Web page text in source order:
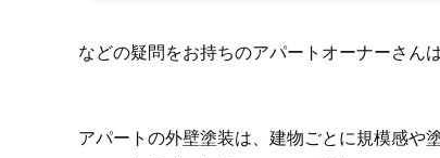
などの疑問をお持ちのアパートオーナーさん
アパートの外壁塗装は、建物ごとに規模感や